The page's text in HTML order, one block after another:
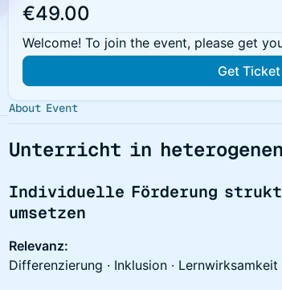
€49.00
Welcome! To join the event, please get
Get Ticket
About Event
Unterricht in
Individuelle Förderung
umsetzen
Relevanz:
Differenzierung · Inklusion · Lernwirksamkeit